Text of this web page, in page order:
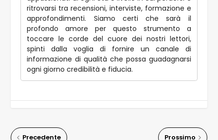
ritrovarsi tra recensioni, interviste, formazione e
approfondimenti. Siamo certi che sarà il
profondo amore per questo strumento a
toccare le corde del cuore dei nostri lettori,
spinti dalla voglia di fornire un canale di
informazione di qualità che possa guadagnarsi
ogni giorno credibilità e fiducia.
Precedente Prossimo